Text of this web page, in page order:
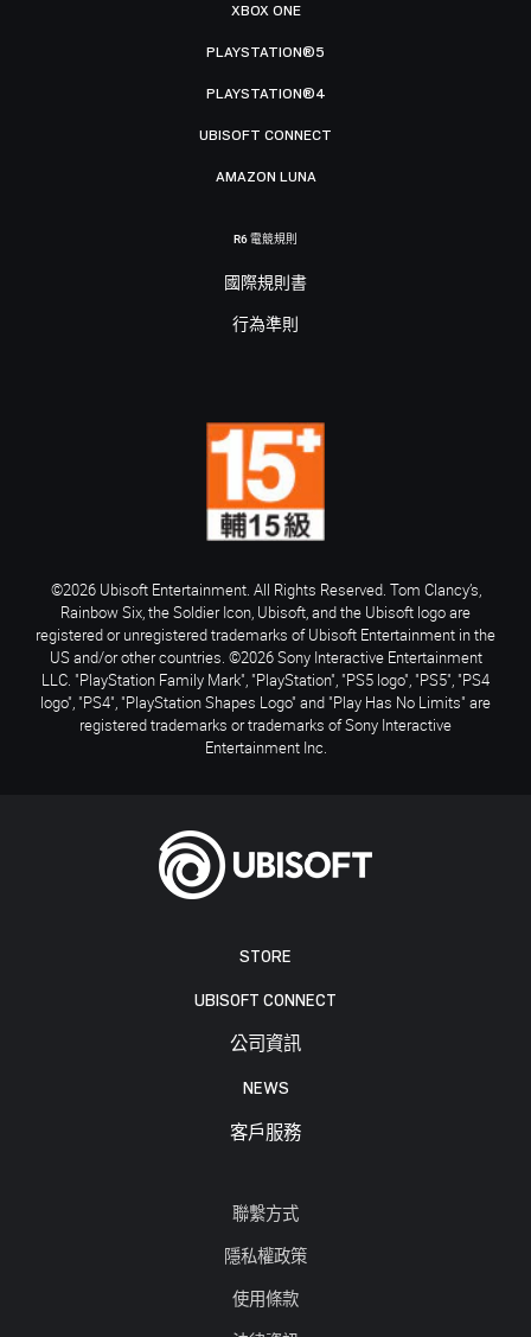
STORE
UBISOFT CONNECT
公司資訊
NEWS
客戶服務
聯繫方式
隱私權政策
使用條款
XBOX ONE
PLAYSTATION®5
PLAYSTATION®4
UBISOFT CONNECT
AMAZON LUNA
R6 電競規則
國際規則書
行為準則
©2026 Ubisoft Entertainment. All Rights Reserved. Tom Clancy’s,
Rainbow Six, the Soldier Icon, Ubisoft, and the Ubisoft logo are
registered or unregistered trademarks of Ubisoft Entertainment in the
US and/or other countries. ©2026 Sony Interactive Entertainment
LLC. "PlayStation Family Mark", "PlayStation", "PS5 logo", "PS5", "PS4
logo", "PS4", "PlayStation Shapes Logo" and "Play Has No Limits" are
registered trademarks or trademarks of Sony Interactive
Entertainment Inc.